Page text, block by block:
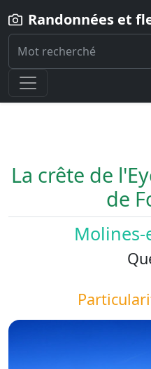
Randonnées et
Home
Paysage
La-crete-de-l-
La crête de
de
Molines-